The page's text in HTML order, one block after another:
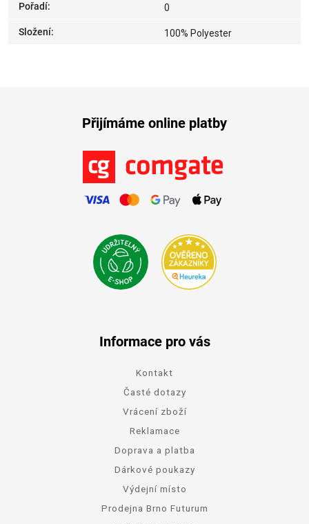
Pořadí: 0
Složení: 100% Polyester
Přijímáme online platby
Informace pro vás
Kontakt
Časté dotazy
Vrácení zboží
Reklamace
Doprava a platba
Dárkové poukazy
Výdejní místo
Prodejna Brno Futurum